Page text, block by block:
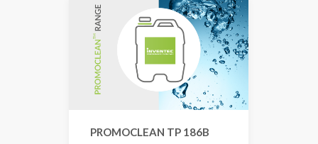
PROMOCLEAN TP 186B